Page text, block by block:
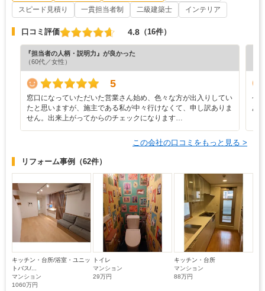
スピード見積り
一貫担当者制 二級建築士 インテリア
口コミ評価 4.8 （16件）
『担当者の人柄・説明力』が良かった
（60代／女性）
5
窓口になっていただいた営業さん始め、色々な方が出入りしてい
たと思いますが、施主である私が中々行けなくて、申し訳ありま
せん。出来上がってからのチェックになります…
今
あ
この会社の口コミをもっと見る >
リフォーム事例 （62件）
キッチン・台所/浴室・ユニッ
トバス/...
マンション
1060万円
トイレ
マンション
29万円
キッチン・台所
マンション
88万円